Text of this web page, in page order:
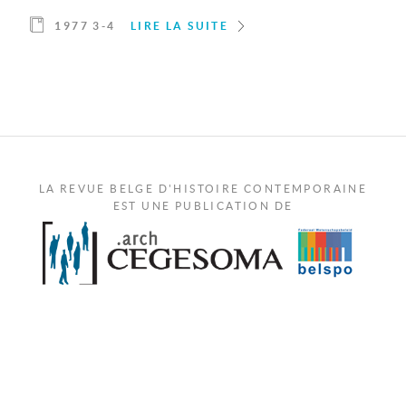
1977 3-4 LIRE LA SUITE
LA REVUE BELGE D'HISTOIRE CONTEMPORAINE
EST UNE PUBLICATION DE